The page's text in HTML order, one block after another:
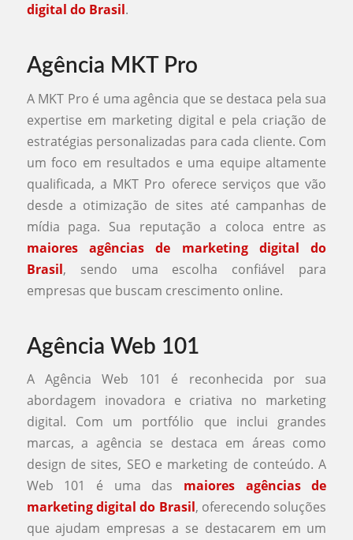
digital do Brasil.
Agência MKT Pro
A MKT Pro é uma agência que se destaca pela sua
expertise em marketing digital e pela criação de
estratégias personalizadas para cada cliente. Com
um foco em resultados e uma equipe altamente
qualificada, a MKT Pro oferece serviços que vão
desde a otimização de sites até campanhas de
mídia paga. Sua reputação a coloca entre as
maiores agências de marketing digital do
Brasil, sendo uma escolha confiável para
empresas que buscam crescimento online.
Agência Web 101
A Agência Web 101 é reconhecida por sua
abordagem inovadora e criativa no marketing
digital. Com um portfólio que inclui grandes
marcas, a agência se destaca em áreas como
design de sites, SEO e marketing de conteúdo. A
Web 101 é uma das maiores agências de
marketing digital do Brasil, oferecendo soluções
que ajudam empresas a se destacarem em um